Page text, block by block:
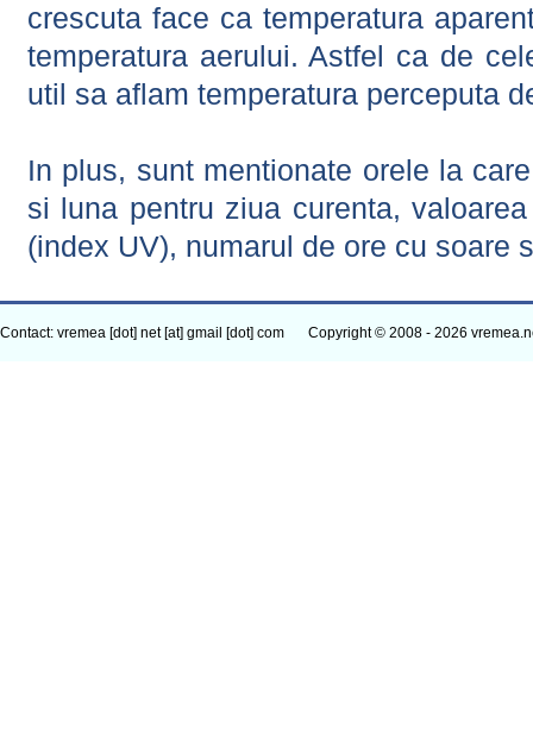
crescuta face ca temperatura
temperatura aerului. Astfel ca de
util sa aflam temperatura perceputa
In plus, sunt mentionate orele la
si luna pentru ziua curenta,
(index UV), numarul de ore cu soare
Contact: vremea [dot] net [at] gmail [dot] com Copyright © 2008 - 2026